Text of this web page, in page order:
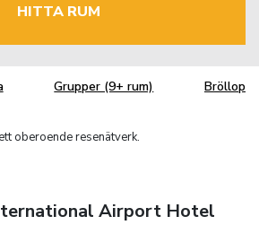
HITTA RUM
Grupper (9+ rum) Bröllop
oberoende resenätverk.
Airport Hotel